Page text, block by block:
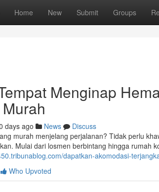
Home New Submit Groups
Menginap
days ago News
Discuss
murah menjelang perjalanan? Tidak perlu
Mulai dari losmen berbintang hingga rumah
dapatkan-akomodasi-
Who Upvoted